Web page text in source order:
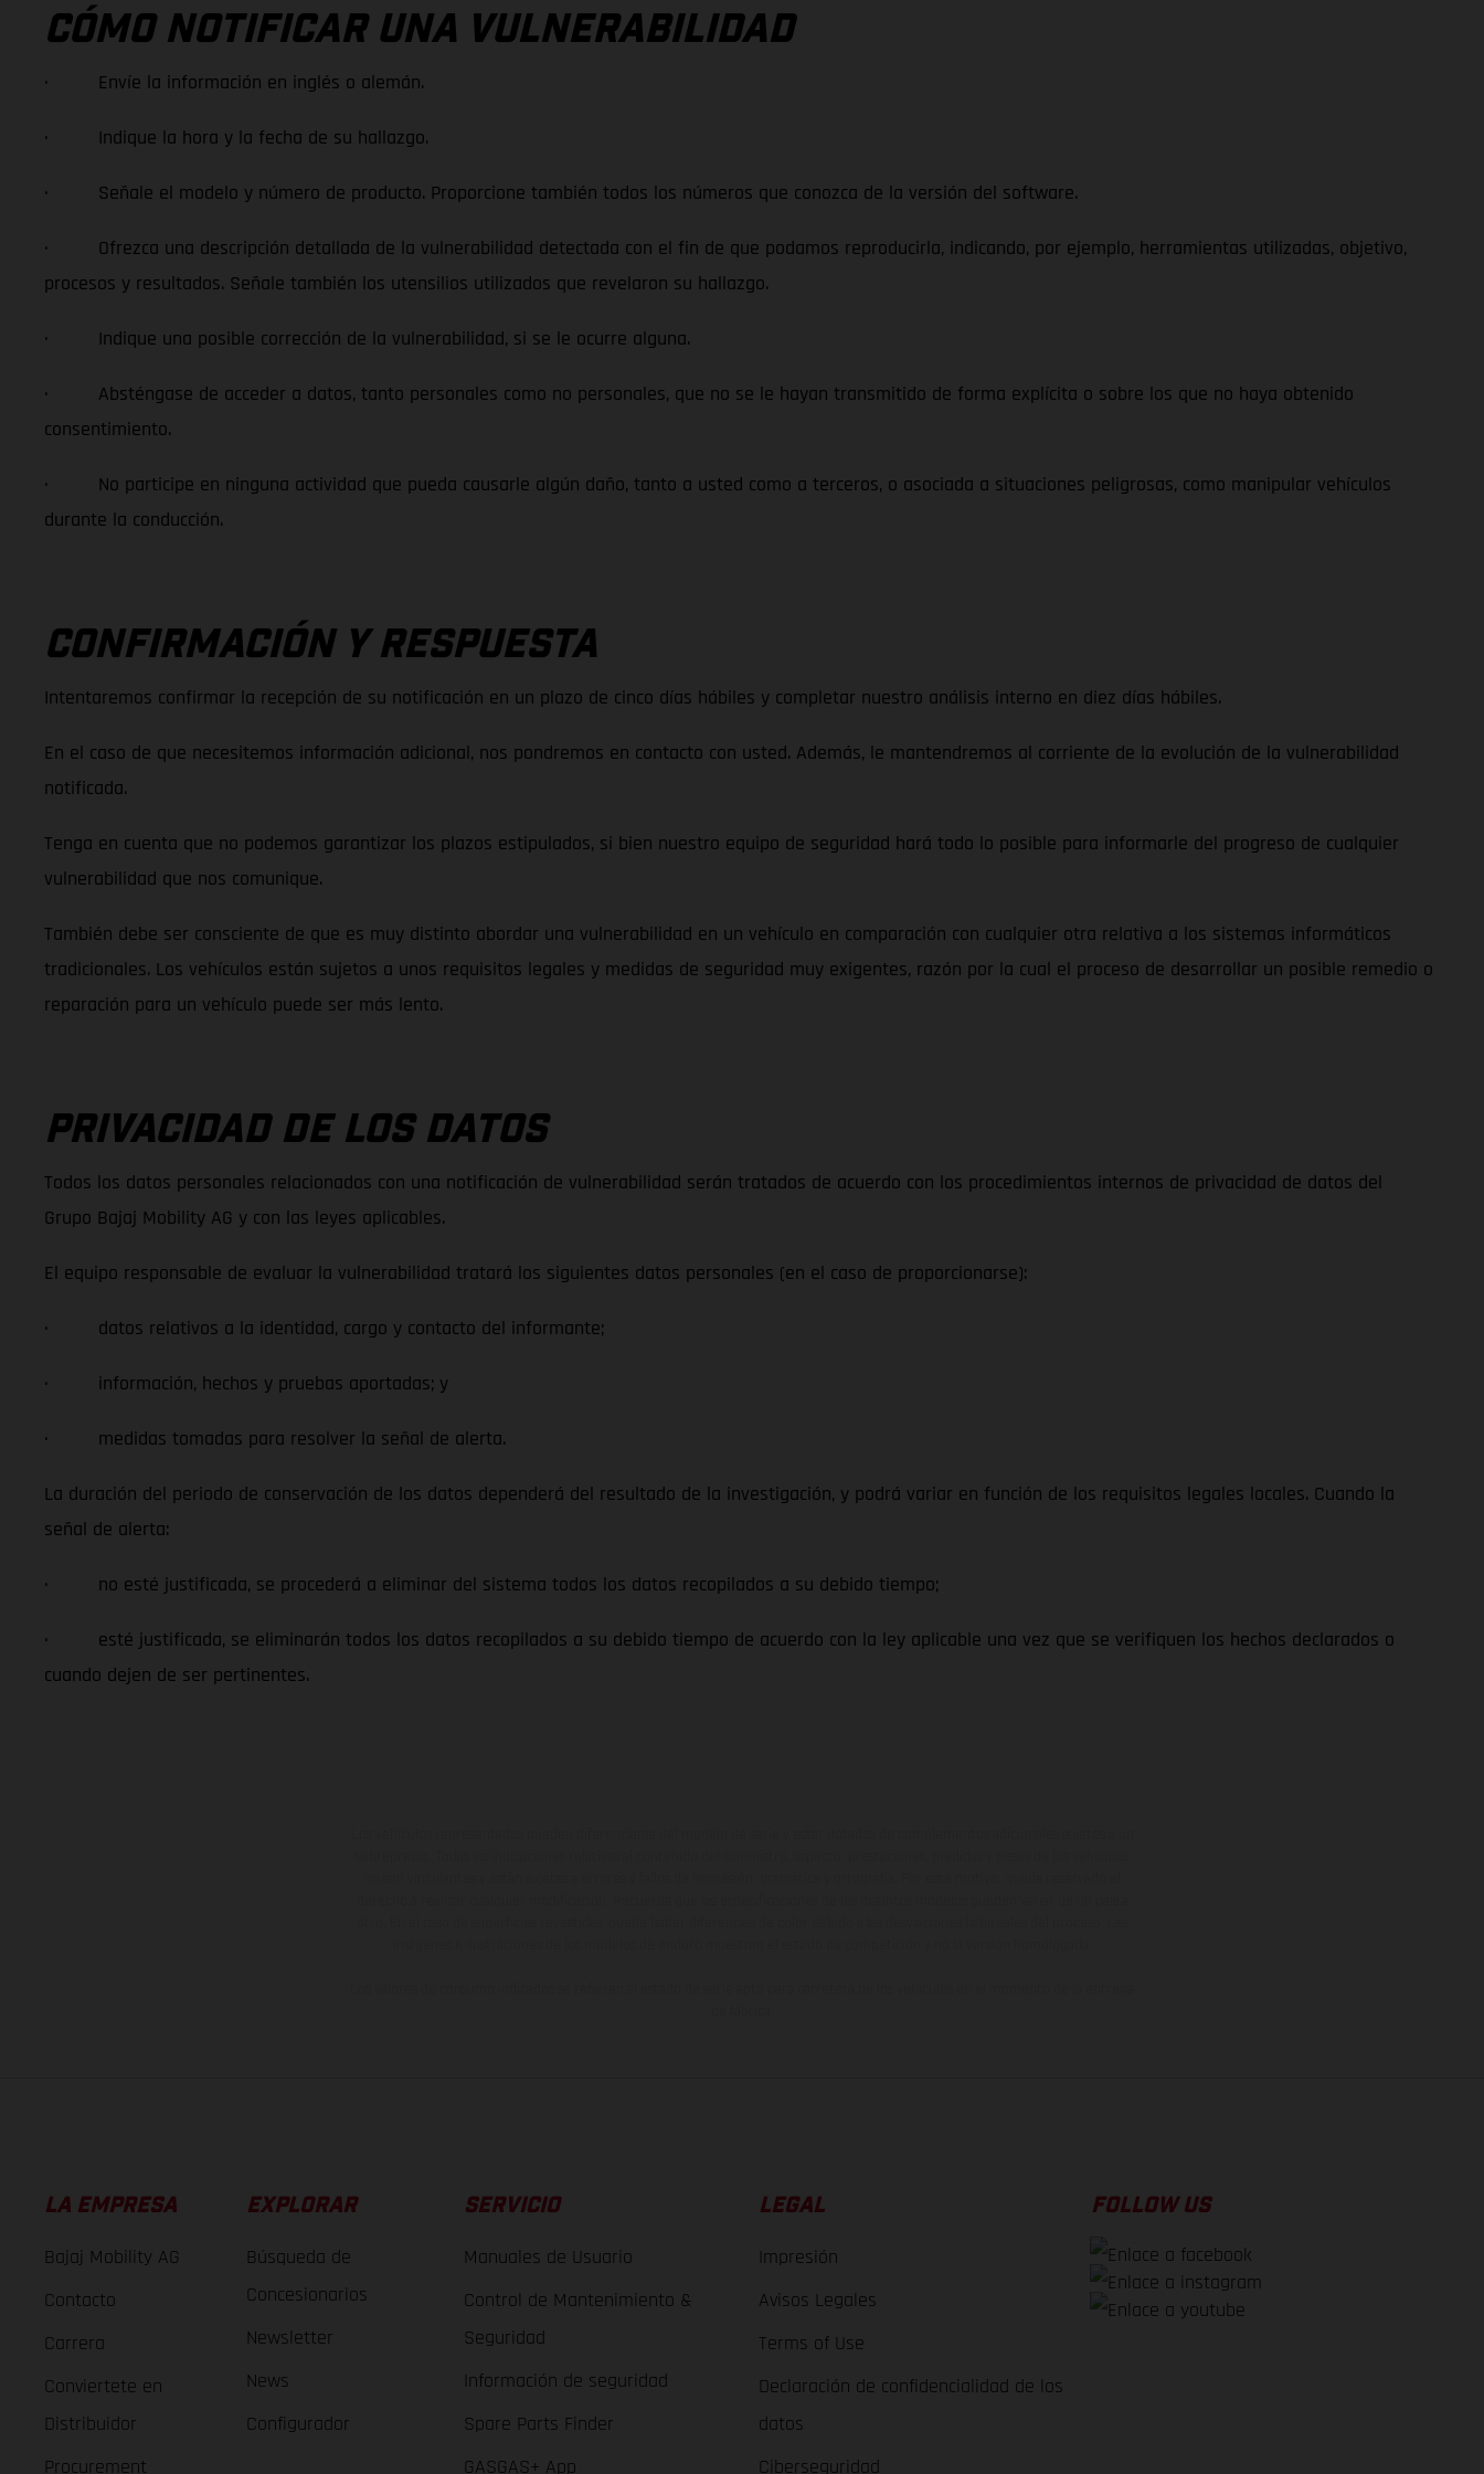
CÓMO NOTIFICAR UNA VULNERABILIDAD
· Envíe la información en inglés o alemán.
· Indique la hora y la fecha de su hallazgo.
· Señale el modelo y número de producto. Proporcione también todos los números que conozca de la versión del software.
· Ofrezca una descripción detallada de la vulnerabilidad detectada con el fin de que podamos reproducirla, indicando, por ejemplo, herramientas utilizadas, objetivo,
procesos y resultados. Señale también los utensilios utilizados que revelaron su hallazgo.
· Indique una posible corrección de la vulnerabilidad, si se le ocurre alguna.
· Absténgase de acceder a datos, tanto personales como no personales, que no se le hayan transmitido de forma explícita o sobre los que no haya obtenido
consentimiento.
· No participe en ninguna actividad que pueda causarle algún daño, tanto a usted como a terceros, o asociada a situaciones peligrosas, como manipular vehículos
durante la conducción.
CONFIRMACIÓN Y RESPUESTA
Intentaremos confirmar la recepción de su notificación en un plazo de cinco días hábiles y completar nuestro análisis interno en diez días hábiles.
En el caso de que necesitemos información adicional, nos pondremos en contacto con usted. Además, le mantendremos al corriente de la evolución de la vulnerabilidad
notificada.
Tenga en cuenta que no podemos garantizar los plazos estipulados, si bien nuestro equipo de seguridad hará todo lo posible para informarle del progreso de cualquier
vulnerabilidad que nos comunique.
También debe ser consciente de que es muy distinto abordar una vulnerabilidad en un vehículo en comparación con cualquier otra relativa a los sistemas informáticos
tradicionales. Los vehículos están sujetos a unos requisitos legales y medidas de seguridad muy exigentes, razón por la cual el proceso de desarrollar un posible remedio o
reparación para un vehículo puede ser más lento.
PRIVACIDAD DE LOS DATOS
Todos los datos personales relacionados con una notificación de vulnerabilidad serán tratados de acuerdo con los procedimientos internos de privacidad de datos del
Grupo Bajaj Mobility AG y con las leyes aplicables.
El equipo responsable de evaluar la vulnerabilidad tratará los siguientes datos personales (en el caso de proporcionarse):
· datos relativos a la identidad, cargo y contacto del informante;
· información, hechos y pruebas aportadas; y
· medidas tomadas para resolver la señal de alerta.
La duración del periodo de conservación de los datos dependerá del resultado de la investigación, y podrá variar en función de los requisitos legales locales. Cuando la
señal de alerta:
· no esté justificada, se procederá a eliminar del sistema todos los datos recopilados a su debido tiempo;
· esté justificada, se eliminarán todos los datos recopilados a su debido tiempo de acuerdo con la ley aplicable una vez que se verifiquen los hechos declarados o
cuando dejen de ser pertinentes.
LA EMPRESA
Bajaj Mobility AG
Contacto
Carrera
Conviertete en
Distribuidor
Procurement
EXPLORAR
Búsqueda de
Concesionarios
Newsletter
News
Configurador
SERVICIO
Manuales de Usuario
Control de Mantenimiento &
Seguridad
Información de seguridad
Spare Parts Finder
GASGAS+ App
LEGAL
Impresión
Avisos Legales
Terms of Use
Declaración de confidencialidad de los
datos
Ciberseguridad
FOLLOW US